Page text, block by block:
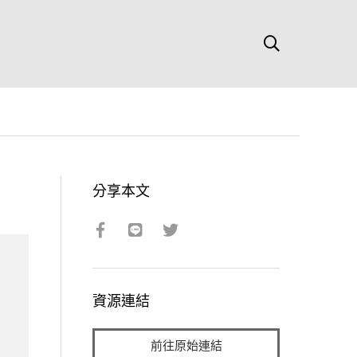
分享本文
資源連結
前往原始連結